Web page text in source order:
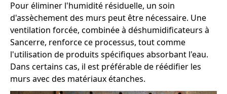
Pour éliminer l'humidité résiduelle, un soin
d'assèchement des murs peut être nécessaire. Une
ventilation forcée, combinée à déshumidificateurs à
Sancerre, renforce ce processus, tout comme
l'utilisation de produits spécifiques absorbant l'eau.
Dans certains cas, il est préférable de réédifier les
murs avec des matériaux étanches.